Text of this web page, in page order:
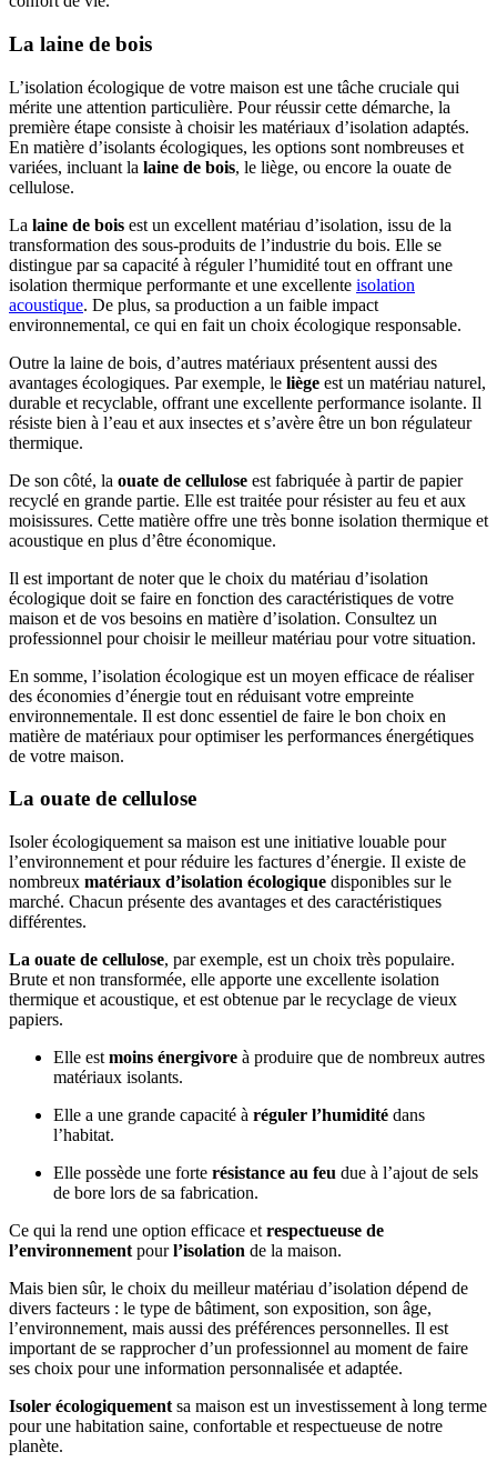
La laine de bois
L’isolation écologique de votre maison est une tâche cruciale qui
mérite une attention particulière. Pour réussir cette démarche, la
première étape consiste à choisir les matériaux d’isolation adaptés.
En matière d’isolants écologiques, les options sont nombreuses et
variées, incluant la laine de bois, le liège, ou encore la ouate de
cellulose.
La laine de bois est un excellent matériau d’isolation, issu de la
transformation des sous-produits de l’industrie du bois. Elle se
distingue par sa capacité à réguler l’humidité tout en offrant une
isolation thermique performante et une excellente isolation
acoustique. De plus, sa production a un faible impact
environnemental, ce qui en fait un choix écologique responsable.
Outre la laine de bois, d’autres matériaux présentent aussi des
avantages écologiques. Par exemple, le liège est un matériau naturel,
durable et recyclable, offrant une excellente performance isolante. Il
résiste bien à l’eau et aux insectes et s’avère être un bon régulateur
thermique.
De son côté, la ouate de cellulose est fabriquée à partir de papier
recyclé en grande partie. Elle est traitée pour résister au feu et aux
moisissures. Cette matière offre une très bonne isolation thermique et
acoustique en plus d’être économique.
Il est important de noter que le choix du matériau d’isolation
écologique doit se faire en fonction des caractéristiques de votre
maison et de vos besoins en matière d’isolation. Consultez un
professionnel pour choisir le meilleur matériau pour votre situation.
En somme, l’isolation écologique est un moyen efficace de réaliser
des économies d’énergie tout en réduisant votre empreinte
environnementale. Il est donc essentiel de faire le bon choix en
matière de matériaux pour optimiser les performances énergétiques
de votre maison.
La ouate de cellulose
Isoler écologiquement sa maison est une initiative louable pour
l’environnement et pour réduire les factures d’énergie. Il existe de
nombreux matériaux d’isolation écologique disponibles sur le
marché. Chacun présente des avantages et des caractéristiques
différentes.
La ouate de cellulose, par exemple, est un choix très populaire.
Brute et non transformée, elle apporte une excellente isolation
thermique et acoustique, et est obtenue par le recyclage de vieux
papiers.
Elle est moins énergivore à produire que de nombreux autres
matériaux isolants.
Elle a une grande capacité à réguler l’humidité dans
l’habitat.
Elle possède une forte résistance au feu due à l’ajout de sels
de bore lors de sa fabrication.
Ce qui la rend une option efficace et respectueuse de
l’environnement pourl’isolation de la maison.
Mais bien sûr, le choix du meilleur matériau d’isolation dépend de
divers facteurs : le type de bâtiment, son exposition, son âge,
l’environnement, mais aussi des préférences personnelles. Il est
important de se rapprocher d’un professionnel au moment de faire
ses choix pour une information personnalisée et adaptée.
Isoler écologiquement sa maison est un investissement à long terme
pour une habitation saine, confortable et respectueuse de notre
planète.